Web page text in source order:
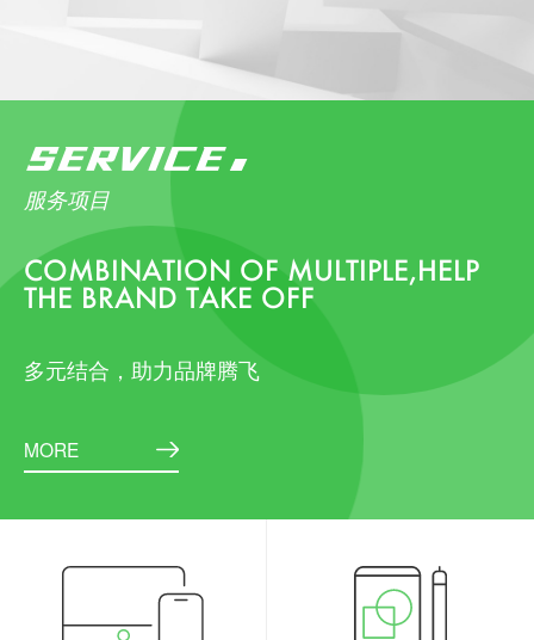
SERVICE
服务项目
COMBINATION OF MULTIPLE,HELP
THE BRAND TAKE OFF
多元结合，助力品牌腾飞
MORE